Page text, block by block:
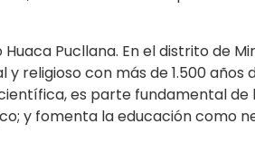
Pucllana. En el distrito de
religioso con más de 1.500 años
es parte fundamental de
y fomenta la educación como